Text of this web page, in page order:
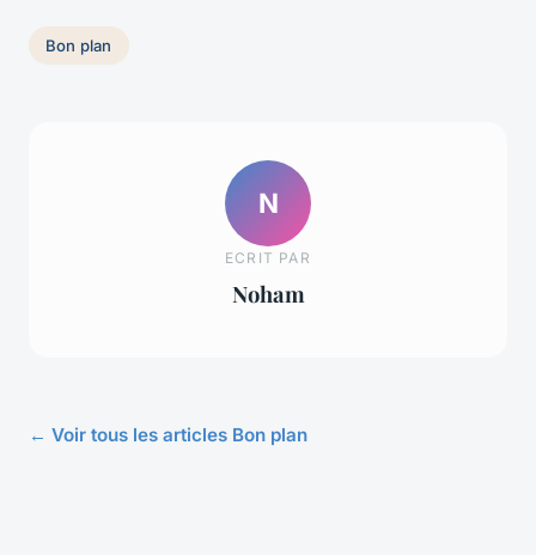
Bon plan
N
ECRIT PAR
Noham
← Voir tous les articles Bon plan